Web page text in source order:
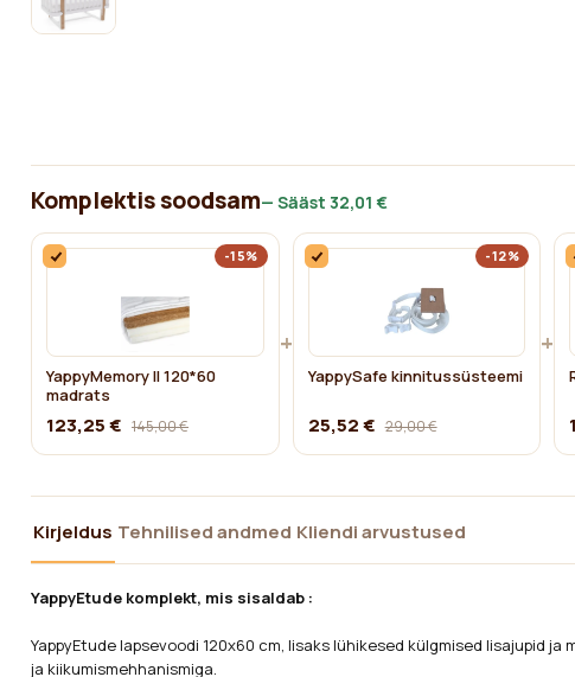
Komplektis soodsam— Sääst 32,01 €
-15%
YappyMemory II 120*60
madrats
123,25 € 145,00 €
+
-12%
YappySafe kinnitussüsteemi
25,52 € 29,00 €
+
Kirjeldus Tehnilised andmed Kliendi arvustused
YappyEtude komplekt, mis sisaldab :
YappyEtude lapsevoodi 120x60 cm, lisaks lühikesed külgmised lisajupid
ja kiikumismehhanismiga.